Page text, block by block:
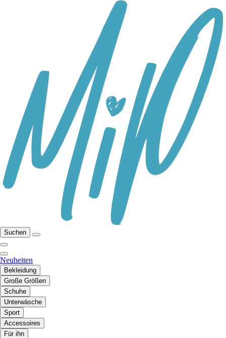
Suchen
Neuheiten
Bekleidung
Große Größen
Schuhe
Unterwäsche
Sport
Accessoires
Für ihn